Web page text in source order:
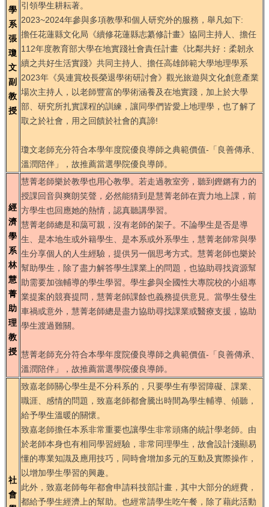
學
系
張
瓊
文
副
教
授
引領學生耕耘著。
2023~2024年參與多項教學和個人研究外的服務，舉凡如下:
擔任花蓮縣文化局《續修花蓮縣志纂修計畫》協同主持人、擔任
112年度教育部大學在地實踐社會責任計畫《比鄰共好：柔韌永
續之共好生活實踐》共同主持人、擔任高雄師範大學地理學系
2023年《吳連賞校長榮退學術研討會》觀光旅遊與文化創意產業
場次主持人，以老師豐富的學術涵養及在地實踐，加上於大學
部、研究所扎實課程的訓練，讓同學們皆愛上地理學，也了解了
取之於社會，用之回饋於社會的真諦!
瓊文老師充分符合本學年度院優良導師之典範價值-「良善傳承、
溫潤陪伴」，故推薦當選學院優良導師。
經
濟
學
系
林
慧
菁
助
理
教
授
慧菁老師樂於教學也用心教學。若走過教室旁，聽到鏗鏘有力的
授課回音與爽朗笑聲，必然能猜到是慧菁老師在賣力地上課，前
方學生也回應她的熱情，認真聽講學習。
慧菁老師總是和藹可親，沒有老師的架子。不論學生是否是導
生、是本地生或外籍學生、是本系或外系學生，慧菁老師常與學
生分享個人的人生經驗，提供另一個思考方式。慧菁老師也樂於
幫助學生，除了盡力解答學生課業上的問題，也協助尋找資源幫
助需要加強輔導的學生學習。學生參與全國性大專院校的小組專
業提案的競賽提問，慧菁老師課餘也義務提供意見。當學生發生
車禍或意外，慧菁老師總是盡力協助尋找課業或醫療支援，協助
學生渡過難關。
慧菁老師充分符合本學年度院優良導師之典範價值-「良善傳承、
溫潤陪伴」，故推薦當選學院優良導師。
社
會
致嘉老師關心學生是不分科系的，只要學生有學習障礙、課業、
職涯、感情的問題，致嘉老師都會騰出時間為學生輔導、傾聽，
給予學生溫暖的關懷。
致嘉老師擔任本系非常重要也讓學生非常頭痛的統計學老師。由
於老師本身也有相同學習經驗，非常同理學生，故會設計淺顯易
懂的專業知識及應用技巧，同時會增加多元的互動及實際操作，
以增加學生學習的興趣。
此外，致嘉老師每年都會申請科技部計畫，其中大部分的經費，
都給予學生經濟上的幫助。也經常請學生吃午餐，除了藉此活動